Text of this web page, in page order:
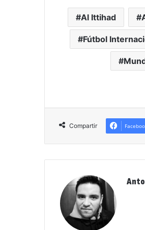
Al Ittihad
Fútbol
Compartir